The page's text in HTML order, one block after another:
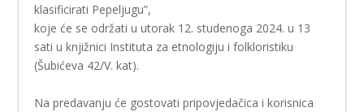
klasificirati Pepeljugu”,
koje će se održati u utorak 12. studenoga 2024. u 13
sati u knjižnici Instituta za etnologiju i folkloristiku
(Šubićeva 42/V. kat).
Na predavanju će gostovati pripovjedačica i korisnica